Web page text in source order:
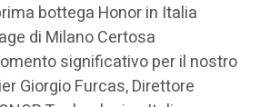
bottega Honor in Italia
di Milano Certosa
significativo per il nostro
Giorgio Furcas, Direttore